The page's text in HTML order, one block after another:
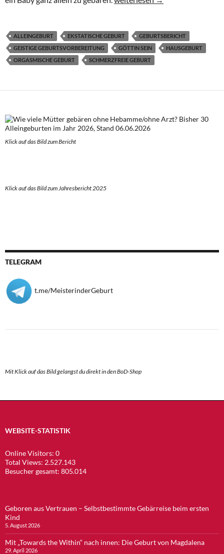
ALLEINGEBURT EKSTATISCHE GEBURT
GEBURTSBERICHT
GEISTIGE GEBURTSVORBEREITUNG
GÖTTIN SEIN
HAUSGEBURT
ORGASMISCHE GEBURT
SCHMERZFREIE GEBURT
Klick auf das Bild zum Bericht
Klick auf das Bild zum Jahresbericht 2025
TELEGRAM
t.me/MeisterinderGeburt
Mit Klick auf das Bild gelangst du direkt in den BoD-Shop
WEBSITE-STATISTIK
Online Visitors: 0
Total Views: 2.527.143
Besucher gesamt: 805.014
Geboren aus Vertrauen – Selbstbestimmte Gebärreise beim ersten
Kind
5. August 2026
Mit „Towards the Within“ nach innen: Die Geburt von Magdalena
29. April 2026